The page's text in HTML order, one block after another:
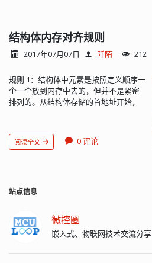
取值运算符 *指针变量 & 取地址运算符
&变量名 ! 逻辑非运算符 !表达式 (类型)
强制类型转换 (数据类型)表达式 sizeof
式/表达式 左到右 双目运算符 * 乘 表达
式*表达式 % 余数（取模） 整型表达
式%整型表达式 4 + 加 表达式+表达式 左
符 >> 右移 变量>>表达式 6 > 大于 表达
式>表达式 左到右 双目运算符 >=大于等
不等于 表达式!=表达式 8 & 按位与 表达
异或 表达式^表达式 左到右 双目运算符
10 | 按位或 表达式|表达式 左到右 双目
运算符 11 && 逻辑与 表达式&&表达式
结构体内存对齐规则
2017年07月07日 阡陌 212
规则 1：结构体中元素是按照定义顺序一
个一个放到内存中去的，但并不是紧密
排列的。从结构体存储的首地址开始，
此元素放置的位置一定会在自己宽度的
整数倍上开始（以结构体变量首地址为 0
是，则结束；若不是，则补齐为它的整
addr; uint32_t teAddr; uint8_t
relayNum; uint16_t
relay[NWK_RELAY_MAXNUM]; uint8_t
阅读全文 0 评论
站点信息
微控圈
嵌入式、物联网技术交流分享